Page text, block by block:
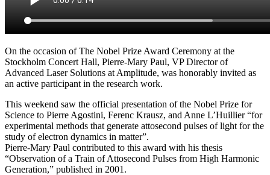
On the occasion of The Nobel Prize Award Ceremony at the
Stockholm Concert Hall, Pierre-Mary Paul, VP Director of
Advanced Laser Solutions at Amplitude, was honorably invited as
an active participant in the research work.
This weekend saw the official presentation of the Nobel Prize for
Science to Pierre Agostini, Ferenc Krausz, and Anne L’Huillier “for
experimental methods that generate attosecond pulses of light for the
study of electron dynamics in matter”.
Pierre-Mary Paul contributed to this award with his thesis
“Observation of a Train of Attosecond Pulses from High Harmonic
Generation,” published in 2001.